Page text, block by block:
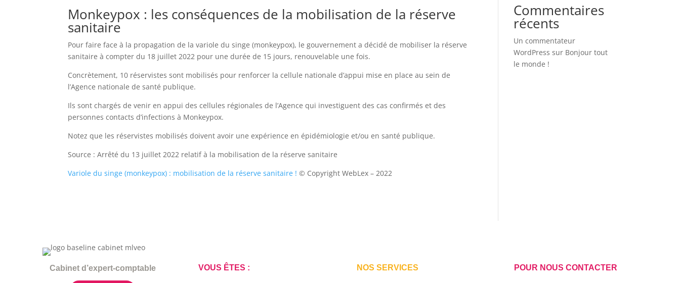
Monkeypox : les conséquences de la mobilisation de la réserve
sanitaire
Pour faire face à la propagation de la variole du singe (monkeypox), le gouvernement a décidé de mobiliser la réserve
sanitaire à compter du 18 juillet 2022 pour une durée de 15 jours, renouvelable une fois.
Concrètement, 10 réservistes sont mobilisés pour renforcer la cellule nationale d’appui mise en place au sein de
l’Agence nationale de santé publique.
Ils sont chargés de venir en appui des cellules régionales de l’Agence qui investiguent des cas confirmés et des
personnes contacts d’infections à Monkeypox.
Notez que les réservistes mobilisés doivent avoir une expérience en épidémiologie et/ou en santé publique.
Source : Arrêté du 13 juillet 2022 relatif à la mobilisation de la réserve sanitaire
Variole du singe (monkeypox) : mobilisation de la réserve sanitaire ! © Copyright WebLex – 2022
Commentaires
récents
Un commentateur
WordPress sur Bonjour tout
le monde !
Cabinet d’expert-comptable VOUS ÊTES : NOS SERVICES POUR NOUS CONTACTER